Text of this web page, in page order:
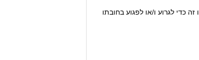
כדי לגרוע ו/או לפגוע בחובתו